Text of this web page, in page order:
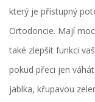
který je přístupný
Ortodoncie. Mají
také zlepšit funkci
pokud přeci jen
jablka, křupavou